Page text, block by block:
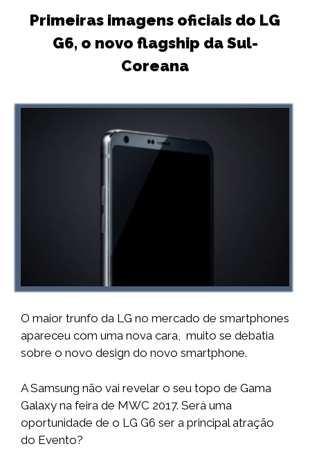
Primeiras imagens oficiais do LG
G6, o novo flagship da Sul-
Coreana
O maior trunfo da LG no mercado de smartphones
apareceu com uma nova cara, muito se debatia
sobre o novo design do novo smartphone.
A Samsung não vai revelar o seu topo de Gama
Galaxy na feira de MWC 2017. Será uma
oportunidade de o LG G6 ser a principal atração
do Evento?